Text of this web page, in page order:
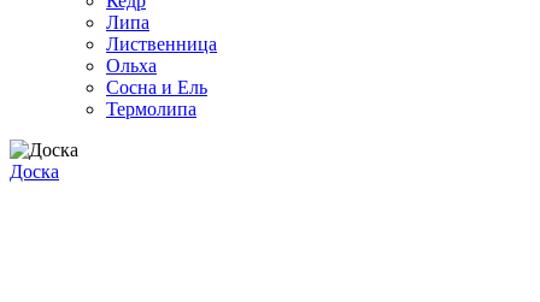
Липа
Лиственница
Ольха
Сосна и Ель
Термолипа
Доска